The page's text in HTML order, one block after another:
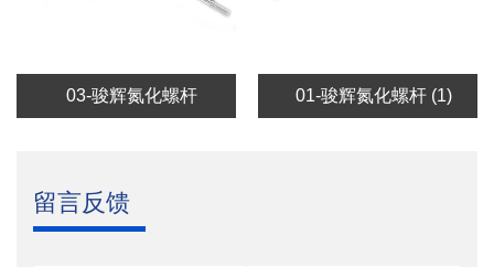
03-骏辉氮化螺杆 01-骏辉氮化螺杆 (1)
留言反馈